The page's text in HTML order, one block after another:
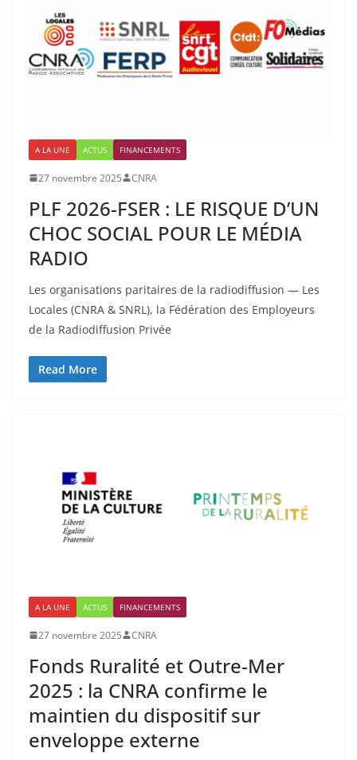
A LA UNE ACTUS FINANCEMENTS
27 novembre 2025 CNRA
PLF 2026-FSER : LE RISQUE D’UN
CHOC SOCIAL POUR LE MÉDIA
RADIO
Les organisations paritaires de la radiodiffusion — Les
Locales (CNRA & SNRL), la Fédération des Employeurs
de la Radiodiffusion Privée
Read More
A LA UNE ACTUS FINANCEMENTS
27 novembre 2025 CNRA
Fonds Ruralité et Outre-Mer
2025 : la CNRA confirme le
maintien du dispositif sur
enveloppe externe